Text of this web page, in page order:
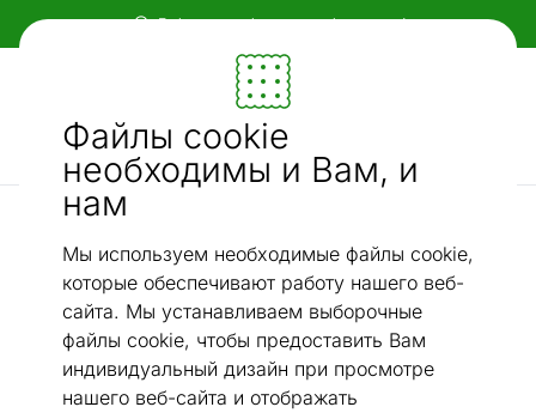
Файлы cookie
необходимы и Вам, и
нам
Мы используем необходимые файлы cookie,
которые обеспечивают работу нашего веб-
сайта. Мы устанавливаем выборочные
файлы cookie, чтобы предоставить Вам
индивидуальный дизайн при просмотре
нашего веб-сайта и отображать
Гибкие и удобные способы оплаты!
Мебель и убранство - ON24
Ищи...
Декоративная подушка из гобелена Viena 50x50 см